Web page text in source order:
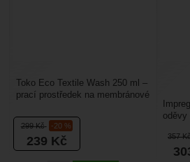
299Kč -20 %
239 Kč
Toko Eco Textile Wash 250 ml –
prací prostředek na membránové
nepromokavé...
357
oděvy